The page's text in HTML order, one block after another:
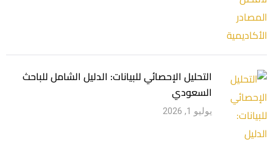
التحليل الإحصائي للبيانات: الدليل الشامل للباحث
السعودي
يوليو 1, 2026